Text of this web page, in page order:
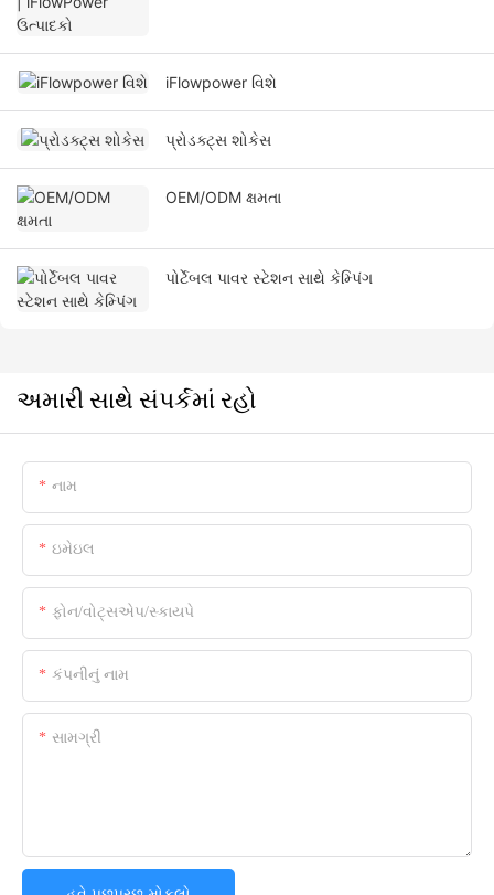
iFlowpower વિશે
પ્રોડક્ટ્સ શોકેસ
OEM/ODM ક્ષમતા
પોર્ટેબલ પાવર સ્ટેશન સાથે કેમ્પિંગ
અમારી સાથે સંપર્કમાં રહો
નામ
ઇમેઇલ
ફોન/વોટ્સએપ/સ્કાયપે
કંપનીનું નામ
સામગ્રી